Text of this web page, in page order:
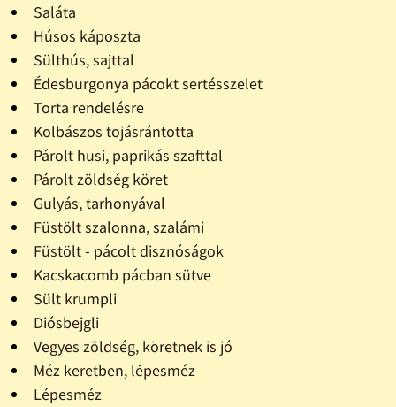
Saláta
Húsos káposzta
Sülthús, sajttal
Édesburgonya pácokt sertésszelet
Torta rendelésre
Kolbászos tojásrántotta
Párolt husi, paprikás szafttal
Párolt zöldség köret
Gulyás, tarhonyával
Füstölt szalonna, szalámi
Füstölt - pácolt disznóságok
Kacskacomb pácban sütve
Sült krumpli
Diósbejgli
Vegyes zöldség, köretnek is jó
Méz keretben, lépesméz
Lépesméz